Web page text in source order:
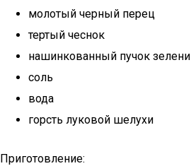
молотый черный перец
тертый чеснок
нашинкованный пучок зелени
соль
вода
горсть луковой шелухи
Приготовление: